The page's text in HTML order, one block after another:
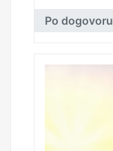
Po dogovoru